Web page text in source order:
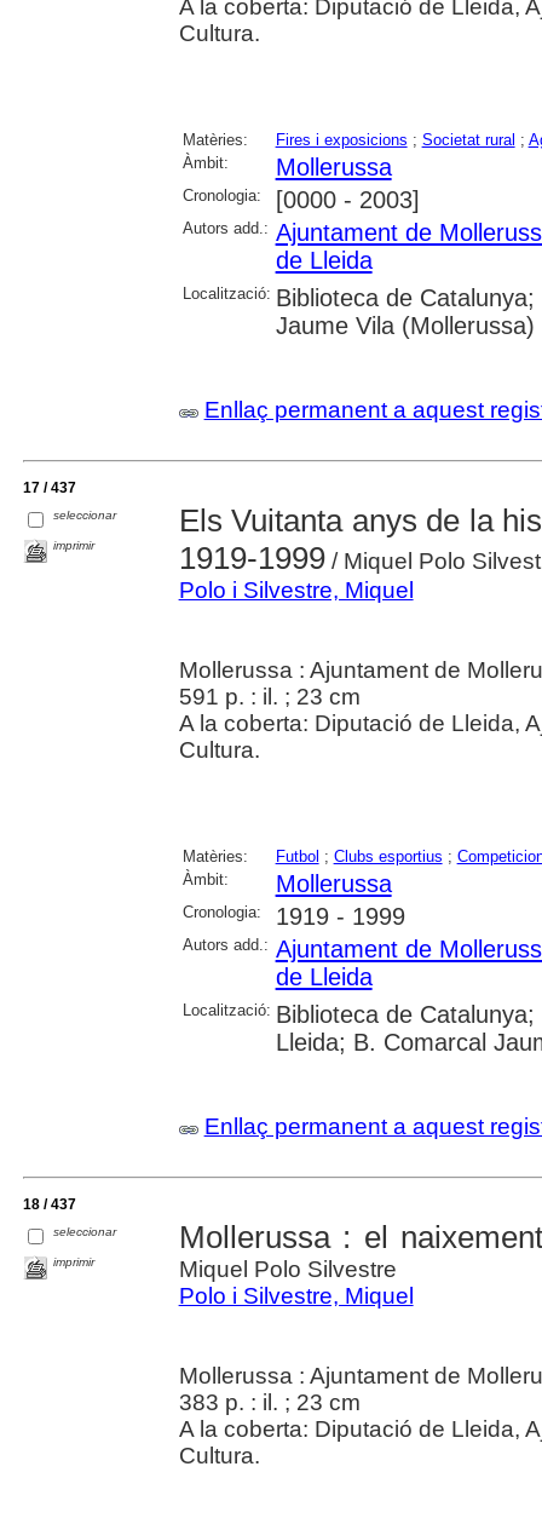
A la coberta: Diputació de Lleida,
Cultura.
Matèries: Fires i exposicions ; Societat rural ;
Àmbit:
Mollerussa
Cronologia: [0000 - 2003]
Autors add.: Ajuntament de
de Lleida
Localització: Biblioteca de
Jaume Vila (Mollerussa)
Enllaç permanent a aquest
17 / 437
seleccionar
imprimir
Els Vuitanta anys de la
1919-1999/ Miquel Polo
Polo i Silvestre, Miquel
Mollerussa : Ajuntament de
591 p. : il. ; 23 cm
A la coberta: Diputació de Lleida,
Cultura.
Matèries: Futbol ; Clubs esportius ;
Àmbit:
Mollerussa
Cronologia: 1919 - 1999
Autors add.: Ajuntament de
de Lleida
Localització: Biblioteca de
Lleida; B. Comarcal
Enllaç permanent a aquest
18 / 437
seleccionar
imprimir
Mollerussa : el
Miquel Polo Silvestre
Polo i Silvestre, Miquel
Mollerussa : Ajuntament de
383 p. : il. ; 23 cm
A la coberta: Diputació de Lleida,
Cultura.